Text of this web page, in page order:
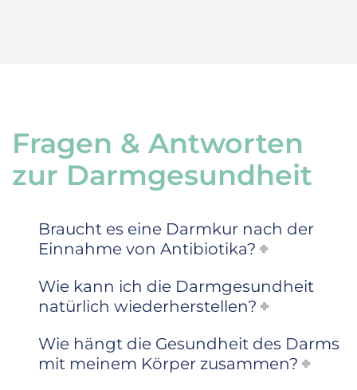
Fragen & Antworten
zur Darmgesundheit
Braucht es eine Darmkur nach der
Einnahme von Antibiotika?
Wie kann ich die Darmgesundheit
natürlich wiederherstellen?
Wie hängt die Gesundheit des Darms
mit meinem Körper zusammen?